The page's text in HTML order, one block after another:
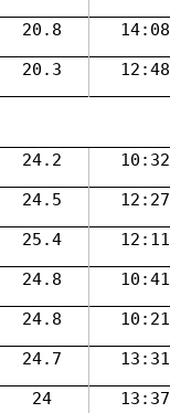
20.8 14:08
20.3 12:48
24.2 10:32
24.5 12:27
25.4 12:11
24.8 10:41
24.8 10:21
24.7 13:31
24 13:37